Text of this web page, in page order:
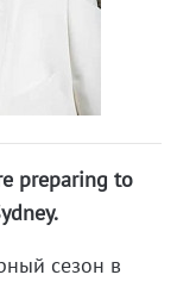
preparing to
сезон в